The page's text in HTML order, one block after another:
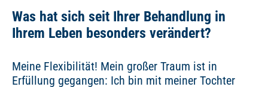
Was hat sich seit Ihrer Behandlung in
Ihrem Leben besonders verändert?
Meine Flexibilität! Mein großer Traum ist in
Erfüllung gegangen: Ich bin mit meiner Tochter